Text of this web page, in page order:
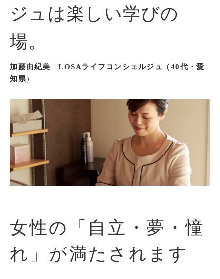
ジュは楽しい学びの
場。
加藤由紀美 LOSAライフコンシェルジュ（40代・愛
知県）
女性の「自立・夢・憧
れ」が満たされます